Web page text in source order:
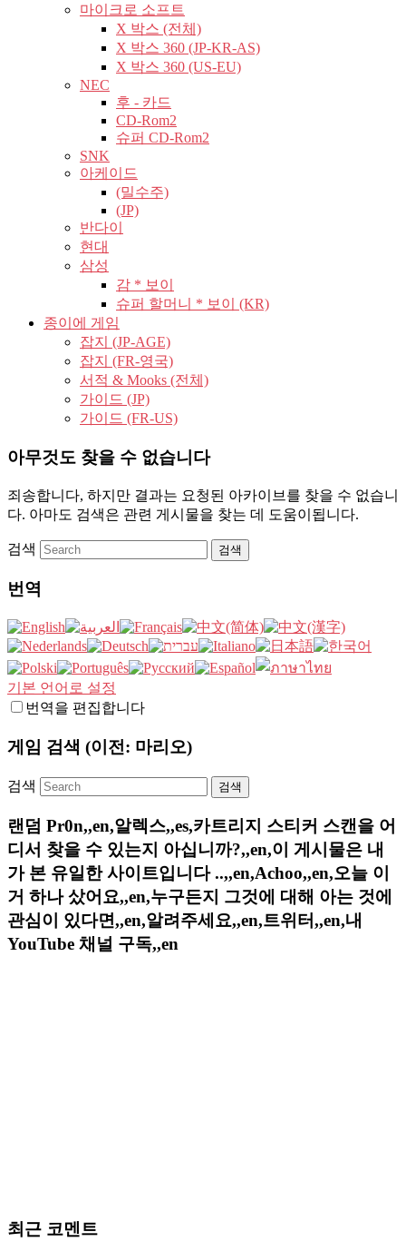
마이크로 소프트
X 박스 (전체)
X 박스 360 (JP-KR-AS)
X 박스 360 (US-EU)
NEC
후 - 카드
CD-Rom2
슈퍼 CD-Rom2
SNK
아케이드
(밀수주)
(JP)
반다이
현대
삼성
감 * 보이
슈퍼 할머니 * 보이 (KR)
종이에 게임
잡지 (JP-AGE)
잡지 (FR-영국)
서적 & Mooks (전체)
가이드 (JP)
가이드 (FR-US)
아무것도 찾을 수 없습니다
죄송합니다, 하지만 결과는 요청된 아카이브를 찾을 수 없습니
다. 아마도 검색은 관련 게시물을 찾는 데 도움이됩니다.
검색
번역
기본 언어로 설정
번역을 편집합니다
게임 검색 (이전: 마리오)
검색
랜덤 Pr0n,,en,알렉스,,es,카트리지 스티커 스캔을 어
디서 찾을 수 있는지 아십니까?,,en,이 게시물은 내
가 본 유일한 사이트입니다 ..,,en,Achoo,,en,오늘 이
거 하나 샀어요,,en,누구든지 그것에 대해 아는 것에
관심이 있다면,,en,알려주세요,,en,트위터,,en,내
YouTube 채널 구독,,en
최근 코멘트